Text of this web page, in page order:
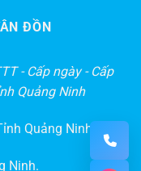
ĐỒN
- Cấp ngày - Cấp
Quảng Ninh
Quảng Ninh
Ninh.